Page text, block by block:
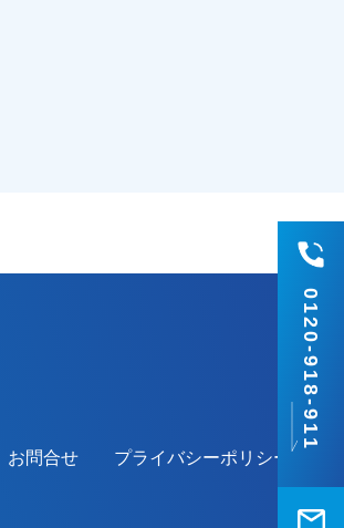
0120-918-911
お問合せ プライバシーポリシー